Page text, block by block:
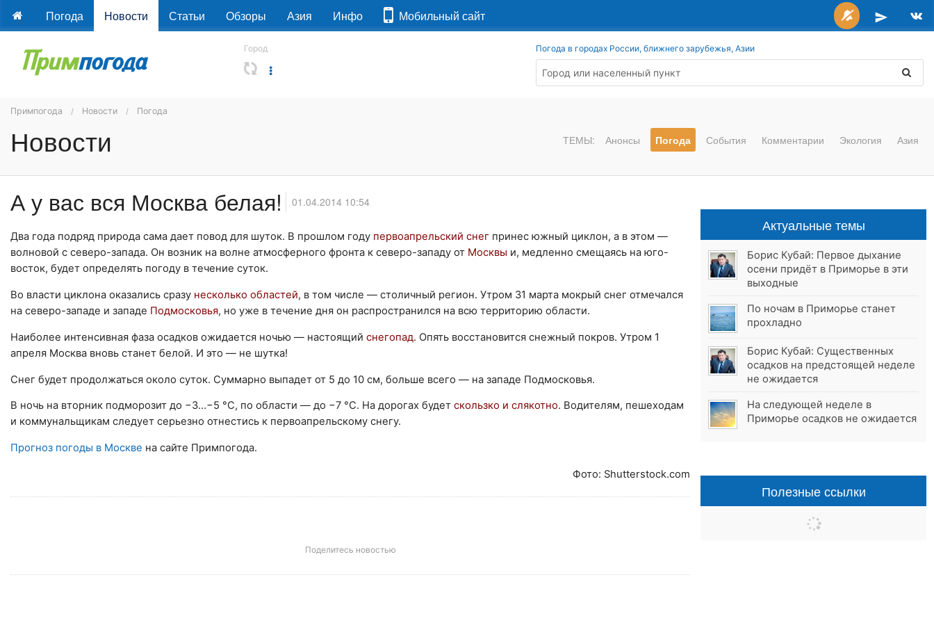
Погода Новости Статьи Обзоры Азия Инфо Мобильный сайт
Город Погода в городах России, ближнего зарубежья, Азии
Примпогода Новости Погода
Новости ТЕМЫ: Анонсы Погода События Комментарии Экология Азия
А у вас вся Москва белая! 01.04.2014 10:54
Два года подряд природа сама дает повод для шуток. В прошлом году первоапрельский снег принес южный циклон, а в этом —
волновой с северо-запада. Он возник на волне атмосферного фронта к северо-западу от Москвы и, медленно смещаясь на юго-
восток, будет определять погоду в течение суток.
Во власти циклона оказались сразу несколько областей, в том числе — столичный регион. Утром 31 марта мокрый снег отмечался
на северо-западе и западе Подмосковья, но уже в течение дня он распространился на всю территорию области.
Наиболее интенсивная фаза осадков ожидается ночью ― настоящий снегопад. Опять восстановится снежный покров. Утром 1
апреля Москва вновь станет белой. И это ― не шутка!
Снег будет продолжаться около суток. Суммарно выпадет от 5 до 10 см, больше всего — на западе Подмосковья.
В ночь на вторник подморозит до −3…−5 °C, по области ― до −7 °C. На дорогах будет скользко и слякотно. Водителям, пешеходам
и коммунальщикам следует серьезно отнестись к первоапрельскому снегу.
Прогноз погоды в Москве на сайте Примпогода.
Фото: Shutterstock.com
Поделитесь новостью
Актуальные темы
Борис Кубай: Первое дыхание
осени придёт в Приморье в эти
выходные
По ночам в Приморье станет
прохладно
Борис Кубай: Существенных
осадков на предстоящей неделе
не ожидается
На следующей неделе в
Приморье осадков не ожидается
Полезные ссылки